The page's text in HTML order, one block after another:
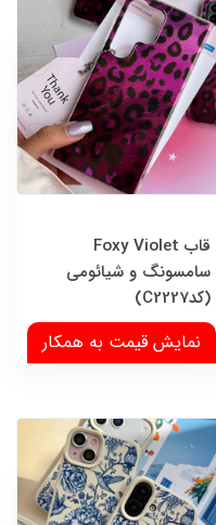
قاب Foxy Violet
سامسونگ و شیائومی
(کدC2227)
نمایش قیمت به همکار